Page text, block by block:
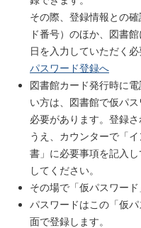
その際、登録情報との
ド番号）のほか、図書
日を入力していただく必
パスワード登録へ
図書館カード発行時に
い方は、図書館で仮パ
必要があります。登録
うえ、カウンターで「
書」に必要事項を記入
してください。
その場で「仮パスワード
パスワードはこの「仮
面で登録します。